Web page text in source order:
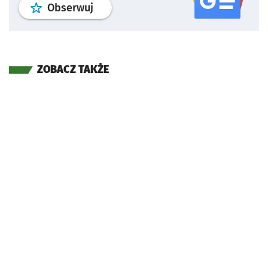
Obserwuj profil serwisu
ZOBACZ TAKŻE